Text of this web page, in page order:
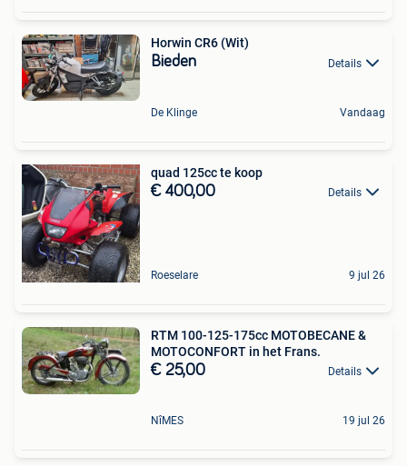
Horwin CR6 (Wit)
Bieden Details
De Klinge Vandaag
quad 125cc te koop
€ 400,00 Details
Roeselare 9 jul 26
RTM 100-125-175cc MOTOBECANE &
MOTOCONFORT in het Frans.
€ 25,00 Details
NîMES 19 jul 26